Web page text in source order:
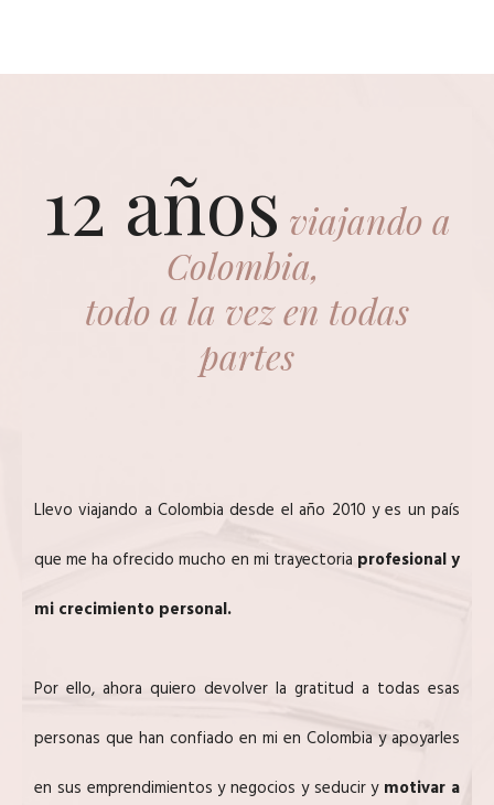
12 años viajando a
Colombia,
todo a la vez en todas
partes
Llevo viajando a Colombia desde el año 2010 y es un país
que me ha ofrecido mucho en mi trayectoria profesional y
mi crecimiento personal.
Por ello, ahora quiero devolver la gratitud a todas esas
personas que han confiado en mi en Colombia y apoyarles
en sus emprendimientos y negocios y seducir y motivar a